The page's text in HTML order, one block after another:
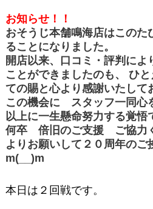
お知らせ！！
おそうじ本舗鳴海店はこのた
ることになりました。
開店以来、口コミ・評判によ
ことができましたのも、 ひ
ての賜と心より感謝いたして
この機会に スタッフ一同
以上に一生懸命努力する覚
何卒 倍旧のご支援 ご協力
よりお願いして２０周年のご
m(__)m
本日は２回戦です。